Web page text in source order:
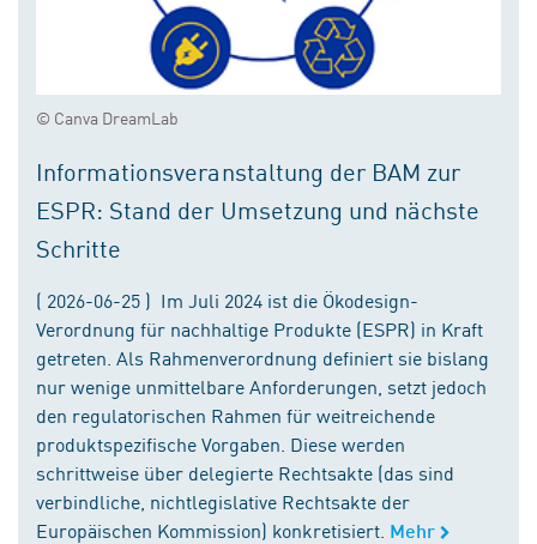
© Canva DreamLab
Informationsveranstaltung der BAM zur
ESPR: Stand der Umsetzung und nächste
Schritte
( 2026-06-25 ) Im Juli 2024 ist die Ökodesign-
Verordnung für nachhaltige Produkte (ESPR) in Kraft
getreten. Als Rahmenverordnung definiert sie bislang
nur wenige unmittelbare Anforderungen, setzt jedoch
den regulatorischen Rahmen für weitreichende
produktspezifische Vorgaben. Diese werden
schrittweise über delegierte Rechtsakte (das sind
verbindliche, nichtlegislative Rechtsakte der
Europäischen Kommission) konkretisiert. Mehr